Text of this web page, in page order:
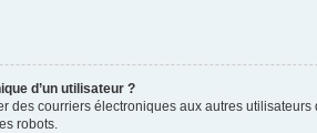
d’un utilisateur ?
courriers électroniques aux autres
robots.